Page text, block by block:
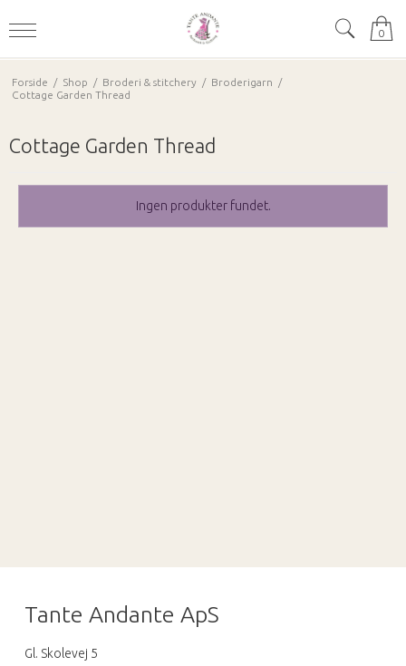
0
Forside / Shop / Broderi & stitchery / Broderigarn
/
Cottage Garden Thread
Cottage Garden Thread
Ingen produkter fundet.
Tante Andante ApS
Gl. Skolevej 5